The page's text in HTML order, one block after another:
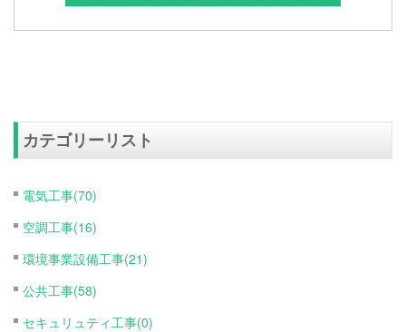
カテゴリーリスト
電気工事(70)
空調工事(16)
環境事業設備工事(21)
公共工事(58)
セキュリュティ工事(0)